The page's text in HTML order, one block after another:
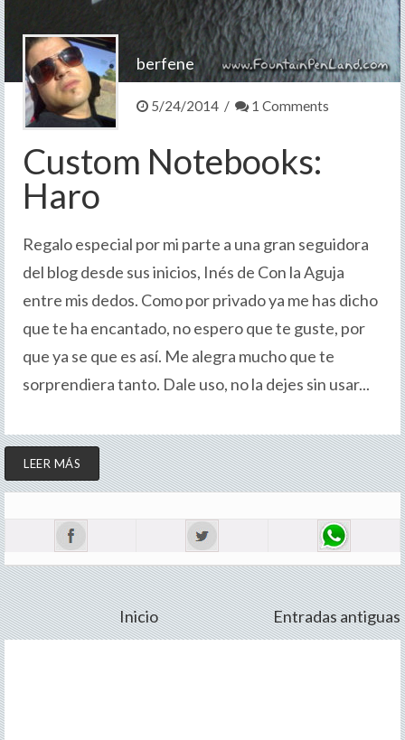
berfene
5/24/2014 / 1 Comments
Custom Notebooks:
Haro
Regalo especial por mi parte a una gran seguidora
del blog desde sus inicios, Inés de Con la Aguja
entre mis dedos. Como por privado ya me has dicho
que te ha encantado, no espero que te guste, por
que ya se que es así. Me alegra mucho que te
sorprendiera tanto. Dale uso, no la dejes sin usar...
LEER MÁS
Inicio Entradas antiguas